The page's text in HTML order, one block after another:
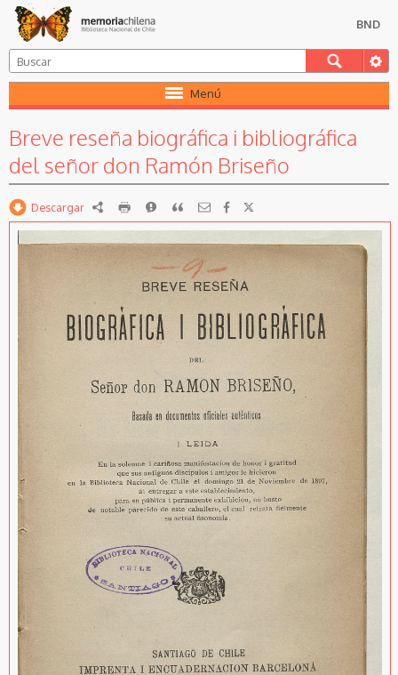
BND
Menú
Breve reseña biográfica i bibliográfica
del señor don Ramón Briseño
Descargar RDF imprimirReportarCitar